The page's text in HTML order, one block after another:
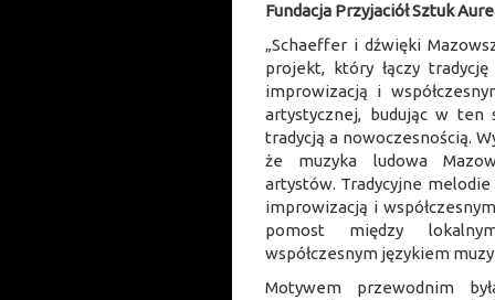
Fundacja Przyjaciół Sztuk
„Schaeffer i dźwięki
projekt, który łączy
improwizacją i
artystycznej, budując w ten
tradycją a nowoczesnością.
że muzyka ludowa
artystów. Tradycyjne melodie
improwizacją i
pomost między
współczesnym językiem
Motywem przewodnim